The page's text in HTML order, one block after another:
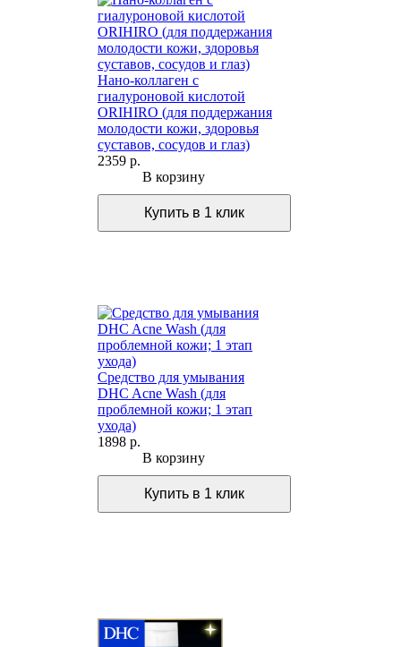
Нано-коллаген с
гиалуроновой кислотой
ORIHIRO (для поддержания
молодости кожи, здоровья
суставов, сосудов и глаз)
2359 р.
В корзину
Средство для умывания
DHC Acne Wash (для
проблемной кожи; 1 этап
ухода)
1898 р.
В корзину